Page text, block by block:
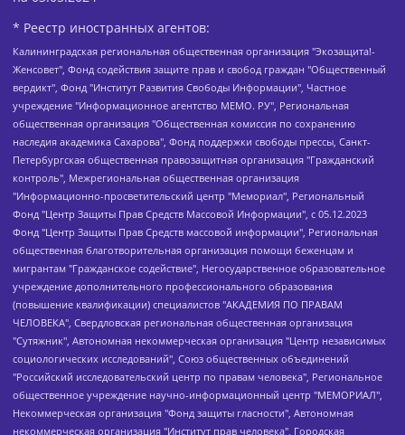
* Реестр иностранных агентов:
Калининградская региональная общественная организация "Экозащита!-Женсовет", Фонд содействия защите прав и свобод граждан "Общественный вердикт", Фонд "Институт Развития Свободы Информации", Частное учреждение "Информационное агентство МЕМО. РУ", Региональная общественная организация "Общественная комиссия по сохранению наследия академика Сахарова", Фонд поддержки свободы прессы, Санкт-Петербургская общественная правозащитная организация "Гражданский контроль", Межрегиональная общественная организация "Информационно-просветительский центр "Мемориал", Региональный Фонд "Центр Защиты Прав Средств Массовой Информации", с 05.12.2023 Фонд "Центр Защиты Прав Средств массовой информации", Региональная общественная благотворительная организация помощи беженцам и мигрантам "Гражданское содействие", Негосударственное образовательное учреждение дополнительного профессионального образования (повышение квалификации) специалистов "АКАДЕМИЯ ПО ПРАВАМ ЧЕЛОВЕКА", Свердловская региональная общественная организация "Сутяжник", Автономная некоммерческая организация "Центр независимых социологических исследований", Союз общественных объединений "Российский исследовательский центр по правам человека", Региональное общественное учреждение научно-информационный центр "МЕМОРИАЛ", Некоммерческая организация "Фонд защиты гласности", Автономная некоммерческая организация "Институт прав человека", Городская общественная организация "Екатеринбургское общество "МЕМОРИАЛ", Городская общественная организация "Рязанское историко-просветительское и правозащитное общество "Мемориал" (Рязанский Мемориал), Челябинский региональный орган общественной самодеятельности – женское общественное объединение "Женщины Евразии", Челябинский региональный орган общественной самодеятельности "Уральская правозащитная группа", Фонд содействия защите здоровья и социальной справедливости имени Андрея Рылькова, Автономная Некоммерческая Организация "Аналитический Центр Юрия Левады", Автономная некоммерческая организация социальной поддержки населения "Проект Апрель", Региональная общественная организация помощи женщинам и детям, находящимся в кризисной ситуации "Информационно-методический центр "Анна", Фонд содействия развитию массовых коммуникаций и правовому просвещению "Так-так-Так", Фонд содействия устойчивому развитию "Серебряная тайга", Свердловский региональный общественный фонд социальных проектов "Новое время", "Idel.Реалии", Кавказ.Реалии, Крым.Реалии, Телеканал Настоящее Время, Татаро-башкирская служба Радио Свобода (Azatliq Radiosi), Радио Свободная Европа/Радио Свобода (PCE/PC), "Сибирь.Реалии", "Фактограф", Благотворительный фонд помощи осужденным и их семьям, Автономная некоммерческая организация "Институт глобализации и социальных движений", Фонд "В защиту прав заключенных", Частное учреждение "Центр поддержки и содействия развитию средств массовой информации", Пензенский региональный общественный благотворительный фонд "Гражданский союз", "Север.Реалии", Некоммерческая организация Фонд "Правовая инициатива", Общество с ограниченной ответственностью "Радио Свободная Европа/Радио Свобода", Чешское информационное агентство "MEDIUM-ORIENT", Красноярская региональная общественная организация "Мы против СПИДа", Камалягин Денис Николаевич, Маркелов Сергей Евгеньевич, Пономарев Лев Александрович, Савицкая Людмила Алексеевна, Автономная некоммерческая организация "Центр по работе с проблемой насилия "НАСИЛИЮ.НЕТ", Межрегиональный профессиональный союз работников здравоохранения "Альянс врачей", Юридическое лицо, зарегистрированное в Латвийской Республике, SIA "Medusa Project" (регистрационный номер 40103797863, дата регистрации 10.06.2014), Некоммерческая организация "Фонд по борьбе с коррупцией", Автономная некоммерческая организация "Институт права и публичной политики", Баданин Роман Сергеевич, Гликин Максим Александрович, Железнова Мария Михайловна, Лукьянова Юлия Сергеевна, Маетная Елизавета Витальевна, Маняхин Петр Борисович, Чуракова Ольга Владимировна, Ярош Юлия Петровна, Юридическое лицо "The Insider SIA", зарегистрированное в Риге, Латвийская Республика (дата регистрации 26.06.2015), являющееся администратором доменного имени интернет-издания "The Insider SIA", https://theins.ru, Постернак Алексей Евгеньевич, Рубин Михаил Аркадьевич, Анин Роман Александрович, Юридическое лицо Istories fonds, зарегистрированное в Латвийской Республике (регистрационный номер 50008295751, дата регистрации 24.02.2020), Великовский Дмитрий Александрович, Долинина Ирина Николаевна, Мароховская Алеся Алексеевна, Шлейнов Роман Юрьевич, Шмагун Олеся Валентиновна, Общество с ограниченной ответственностью "Альтаир 2021", Общество с ограниченной ответственностью "Вега 2021", Общество с ограниченной ответственностью "Главный редактор 2021", Общество с ограниченной ответственностью "Ромашки монолит", Важенков Артем Валерьевич, Ивановская областная общественная организация "Центр гендерных исследований", Гурман Юрий Альбертович, Медиапроект "ОВД-Инфо", Егоров Владимир Владимирович, Жилинский Владимир Александрович, Общество с ограниченной ответственностью "ЗП", Иванова София Юрьевна, Карезина Инна Павловна, Кильтау Екатерина Викторовна, Петров Алексей Викторович, Пискунов Сергей Евгеньевич, Смирнов Сергей Сергеевич, Тихонов Михаил Сергеевич, Общество с ограниченной ответственностью "ЖУРНАЛИСТ-ИНОСТРАННЫЙ АГЕНТ", Арапова Галина Юрьевна, Вольтская Татьяна Анатольевна, Американская компания "Mason G.E.S. Anonymous Foundation" (США), являющаяся владельцем интернет-издания https://mnews.world/, Компания "Stichting Bellingcat", зарегистрированная в Нидерландах (дата регистрации 11.07.2018), Захаров Андрей Вячеславович, Клепиковская Екатерина Дмитриевна, Общество с ограниченной ответственностью "МЕМО", Перл Роман Александрович, Симонов Евгений Алексеевич, Соловьева Елена Анатольевна, Сотников Даниил Владимирович, Сурначева Елизавета Дмитриевна, Автономная некоммерческая организация по защите прав человека и информированию населения "Якутия – Наше Мнение", Общество с ограниченной ответственностью "Москоу диджитал медиа", с 26.01.2023 Общество с ограниченной ответственностью "Чайка Белые сады", Ветошкина Валерия Валерьевна, Заговора Максим Александрович, Межрегиональное общественное движение "Российская ЛГБТ - сеть", Оленичев Максим Владимирович, Павлов Иван Юрьевич, Скворцова Елена Сергеевна, Общество с ограниченной ответственностью "Как бы инагент", Кочетков Игорь Викторович, Общество с ограниченной ответственностью "Честные выборы", Еланчик Олег Александрович, Общество с ограниченной ответственностью "Нобелевский призыв", Гималова Регина Эмилевна, Григорьев Андрей Валерьевич, Григорьева Алина Александровна, Ассоциация по содействию защите прав призывников, альтернативнослужащих и военнослужащих "Правозащитная группа "Гражданин.Армия.Право", Хисамова Регина Фаритовна, Автономная некоммерческая организация по реализации социально-правовых программ "Лилит", Дальневосточное общественное движение "Маяк", Санкт-Петербургская ЛГБТ-инициативная группа "Выход", Инициативная группа ЛГБТ+ "Реверс", Алексеев Андрей Викторович, Бекбулатова Таисия Львовна, Беляев Иван Михайлович, Владыкина Елена Сергеевна, Гельман Марат Александрович, Никульшина Вероника Юрьевна, Толоконникова Надежда Андреевна, Шендерович Виктор Анатольевич, Общество с ограниченной ответственностью "Данное сообщение", Общество с ограниченной ответственностью Издательский дом "Новая глава", Айнбиндер Александра Александровна, Московский комьюнити-центр для ЛГБТ+инициатив, Благотворительный фонд развития филантропии, Deutsche Welle (Германия, Kurt-Schumacher-Strasse 3, 53113 Bonn), Борзунова Мария Михайловна, Воробьев Виктор Викторович, Голубева Анна Львовна, Константинова Алла Михайловна, Малкова Ирина Владимировна, Мурадов Мурад Абдулгалимович, Осетинская Елизавета Николаевна, Понасенков Евгений Николаевич, Ганапольский Матвей Юрьевич, Киселев Евгений Алексеевич, Борухович Ирина Григорьевна, Дремин Иван Тимофеевич, Дубровский Дмитрий Викторович, Красноярская региональная общественная организация поддержки и развития альтернативных образовательных технологий и межкультурных коммуникаций "ИНТЕРРА", Маяковская Екатерина Алексеевна, Фейгин Марк Захарович, Филимонов Андрей Викторович, Дзугкоева Регина Николаевна, Доброхотов Роман Александрович, Дудь Юрий Александрович, Елкин Сергей Владимирович, Кругликов Кирилл Игоревич, Сабунаева Мария Леонидовна, Семенов Алексей Владимирович, Шаинян Карен Багратович, Шульман Екатерина Михайловна, Асафьев Артур Валерьевич, Вахштайн Виктор Семенович, Венедиктов Алексей Алексеевич, Лушникова Екатерина Евгеньевна, Волков Леонид Михайлович, Невзоров Александр Глебович, Пархоменко Сергей Борисович, Сироткин Ярослав Николаевич, Кара-Мурза Владимир Владимирович, Баранова Наталья Владимировна, Гозман Леонид Яковлевич, Кагарлицкий Борис Юльевич, Климарев Михаил Валерьевич, Милов Владимир Станиславович, Автономная некоммерческая организация Краснодарский центр современного искусства "Типография", Моргенштерн Алишер Тагирович, Соболь Любовь Эдуардовна, Общество с ограниченной ответственностью "ЛИЗА НОРМ", Каспаров Гарри Кимович, Ходорковский Михаил Борисович, Общество с ограниченной ответственностью "Апрельские тезисы", Данилович Ирина Брониславовна, Кашин Олег Владимирович, Петров Николай Владимирович, Пивоваров Алексей Владимирович, Соколов Михаил Владимирович, Цветкова Юлия Владимировна, Чичваркин Евгений Александрович, Комитет против пыток/Команда против пыток, Общество с ограниченной ответственностью "Первый научный", Общество с ограниченной ответственностью "Вертолет и ко", Белоцерковская Вероника Борисовна, Кац Максим Евгеньевич, Лазарева Татьяна Юрьевна, Шаведдинов Руслан Табризович, Яшин Илья Валерьевич, Общество с ограниченной ответственностью "Иноагент ААВ", Алешковский Дмитрий Петрович, Альбац Евгения Марковна, Быков Дмитрий Львович, Галямина Юлия Евгеньевна, Лойко Сергей Леонидович, Мартынов Кирилл Константинович, Медведев Сергей Александрович, Крашенинников Федор Геннадиевич, Гордеева Катерина Вл